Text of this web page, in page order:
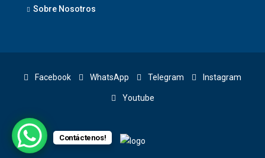
Sobre Nosotros
Facebook WhatsApp Telegram Instagram
Youtube
Contáctenos!